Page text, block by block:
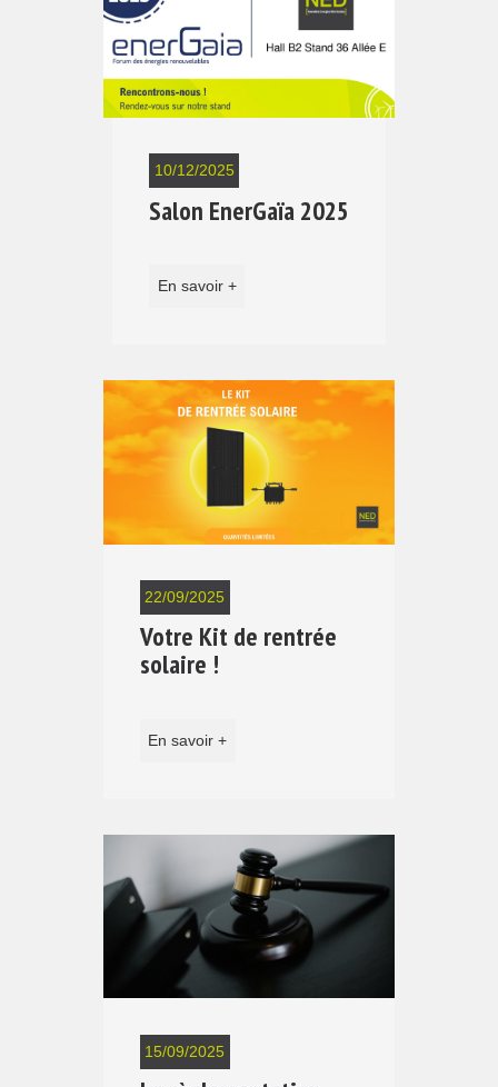
10/12/2025
Salon EnerGaïa 2025
En savoir +
22/09/2025
Votre Kit de rentrée
solaire !
En savoir +
15/09/2025